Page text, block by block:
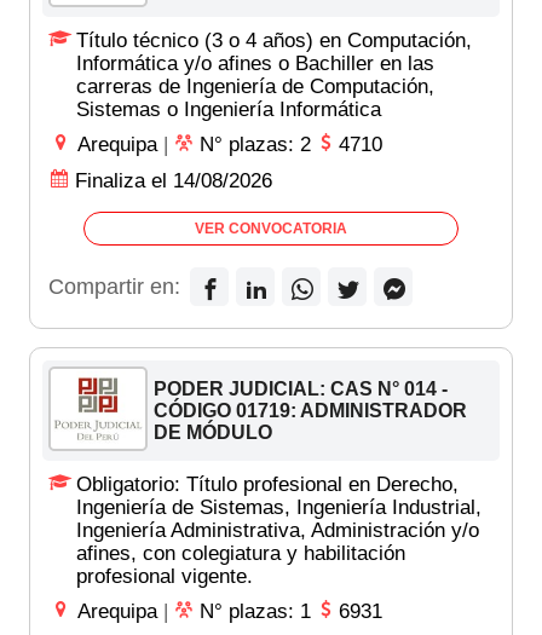
Título técnico (3 o 4 años) en Computación,
Informática y/o afines o Bachiller en las
carreras de Ingeniería de Computación,
Sistemas o Ingeniería Informática
Arequipa | N° plazas: 2
4710
Finaliza el 14/08/2026
VER CONVOCATORIA
Compartir en:
PODER JUDICIAL: CAS N° 014 -
CÓDIGO 01719: ADMINISTRADOR
DE MÓDULO
Obligatorio: Título profesional en Derecho,
Ingeniería de Sistemas, Ingeniería Industrial,
Ingeniería Administrativa, Administración y/o
afines, con colegiatura y habilitación
profesional vigente.
Arequipa
N° plazas: 1
6931